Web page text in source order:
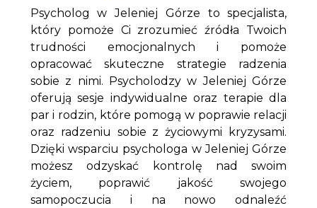
Psycholog w Jeleniej Górze to specjalista,
który pomoże Ci zrozumieć źródła Twoich
trudności emocjonalnych i pomoże
opracować skuteczne strategie radzenia
sobie z nimi. Psycholodzy w Jeleniej Górze
oferują sesje indywidualne oraz terapie dla
par i rodzin, które pomogą w poprawie relacji
oraz radzeniu sobie z życiowymi kryzysami.
Dzięki wsparciu psychologa w Jeleniej Górze
możesz odzyskać kontrolę nad swoim
życiem, poprawić jakość swojego
samopoczucia i na nowo odnaleźć